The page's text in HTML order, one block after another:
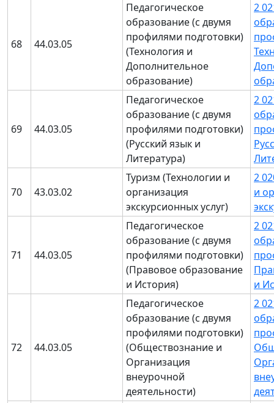
68 44.03.05
Педагогическое
образование (с двумя
профилями подготовки)
(Технология и
Дополнительное
образование)
2
69 44.03.05
Педагогическое
образование (с двумя
профилями подготовки)
(Русский язык и
Литература)
2
70 43.03.02
Туризм (Технологии и
организация
экскурсионных услуг)
2
и
71 44.03.05
Педагогическое
образование (с двумя
профилями подготовки)
(Правовое образование
и История)
2
и
72 44.03.05
Педагогическое
образование (с двумя
профилями подготовки)
(Обществознание и
Организация
внеурочной
деятельности)
2